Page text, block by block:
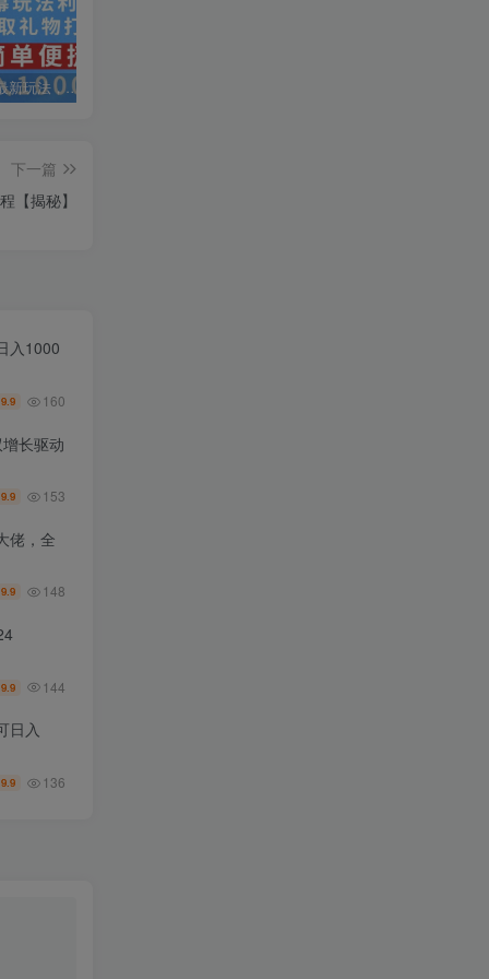
抖音弹幕最新玩法，利用粉丝好奇心赚取礼物打赏，轻松日入1000+
下一篇
【揭秘】
入1000
9.9 160
长驱动
9.9 153
佬，全
9.9 148
9.9 144
日入
9.9 136